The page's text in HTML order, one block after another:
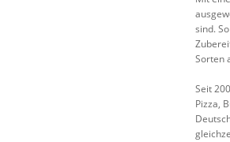
sind.
Sorten
Seit
Pizza,